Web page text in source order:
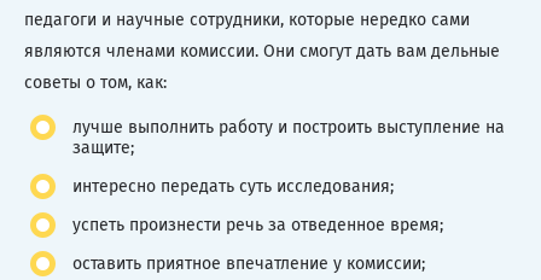
педагоги и научные сотрудники, которые нередко сами
являются членами комиссии. Они смогут дать вам дельные
советы о том, как:
лучше выполнить работу и построить выступление на
защите;
интересно передать суть исследования;
успеть произнести речь за отведенное время;
оставить приятное впечатление у комиссии;